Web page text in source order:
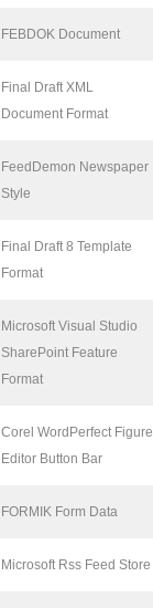
FEBDOK Document
Final Draft XML
Document Format
FeedDemon Newspaper
Style
Final Draft 8 Template
Format
Microsoft Visual Studio
SharePoint Feature
Format
Corel WordPerfect Figure
Editor Button Bar
FORMIK Form Data
Microsoft Rss Feed Store